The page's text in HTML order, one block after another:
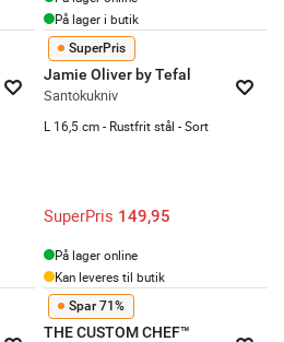
På lager i butik
SuperPris
Jamie Oliver by Tefal
Santokukniv
L 16,5 cm - Rustfrit stål - Sort
SuperPris 149,95
På lager online
Kan leveres til butik
Spar 71%
THE CUSTOM CHEF™